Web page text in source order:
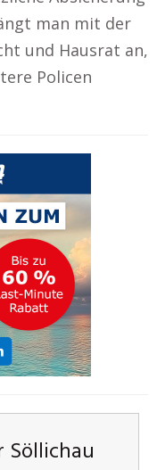
man mit der
und Hausrat an,
Policen